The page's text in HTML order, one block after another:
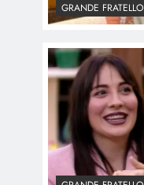
GRANDE FRATELLO